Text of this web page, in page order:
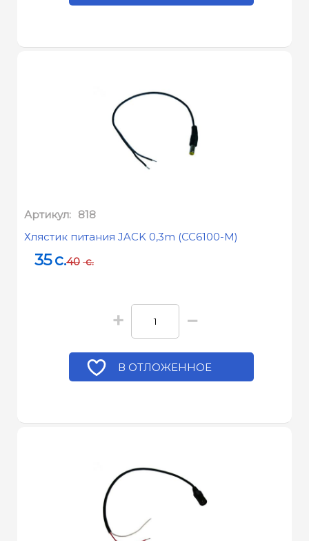
Артикул: 818
Хлястик питания JACK 0,3m (CC6100-M)
35c.40 c.
+ −
В ОТЛОЖЕННОЕ